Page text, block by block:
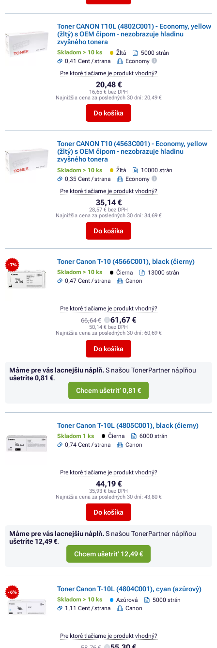
Toner CANON T10L (4802C001) - Economy, yellow
(žltý) s OEM čipom - nezobrazuje hladinu
zvyšného tonera
Skladom > 10 ks Žltá
5000 strán
0,41 Cent / strana
Economy
20,48 €
16,65 € bez DPH
Najnižšia cena za posledných 30 dní: 20,49 €
Do košíka
Pre ktoré tlačiarne je produkt vhodný?
Toner CANON T10 (4563C001) - Economy, yellow
(žltý) s OEM čipom - nezobrazuje hladinu
zvyšného tonera
Skladom > 10 ks Žltá
10000 strán
0,35 Cent / strana
Economy
35,14 €
28,57 € bez DPH
Najnižšia cena za posledných 30 dní: 34,69 €
Do košíka
Pre ktoré tlačiarne je produkt vhodný?
- 7% Toner Canon T-10 (4566C001), black (čierny)
Skladom > 10 ks Čierna
13000 strán
0,47 Cent / strana
Canon
66,64 € 61,67 €
50,14 € bez DPH
Najnižšia cena za posledných 30 dní: 60,69 €
Do košíka
Pre ktoré tlačiarne je produkt vhodný?
Máme pre vás lacnejšiu náplň.S našou TonerPartner náplňou
ušetríte0,81 €.
Chcem ušetriť 0,81 €
Toner Canon T-10L (4805C001), black (čierny)
Skladom 1 ks Čierna
6000 strán
0,74 Cent / strana
Canon
44,19 €
35,93 € bez DPH
Najnižšia cena za posledných 30 dní: 43,80 €
Do košíka
Pre ktoré tlačiarne je produkt vhodný?
Máme pre vás lacnejšiu náplň.S našou TonerPartner náplňou
ušetríte 12,49 €.
Chcem ušetriť 12,49 €
- 6% Toner Canon T-10L (4804C001), cyan (azúrový)
Skladom > 10 ks Azúrová
5000 strán
1,11 Cent / strana
Canon
Pre ktoré tlačiarne je produkt vhodný?